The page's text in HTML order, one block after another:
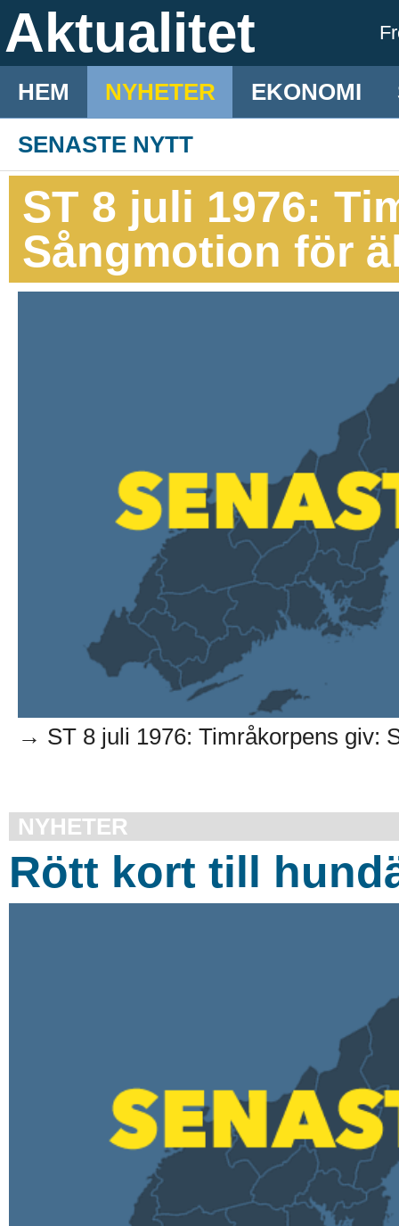
Aktualitet
HEM NYHETER EKONOMI
SENASTE NYTT
ST 8 juli 1976:
Sångmotion för
→ ST 8 juli 1976: Timråkorpens giv:
NYHETER
Rött kort till